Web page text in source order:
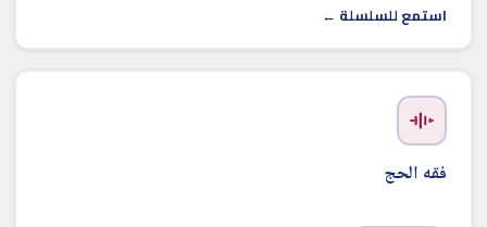
استمع للسلسلة ←
فقه الحج